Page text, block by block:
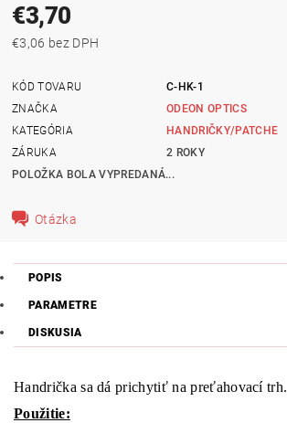
€3,70
€3,06 bez DPH
KÓD TOVARU
C-HK-1
ZNAČKA
ODEON OPTICS
KATEGÓRIA
HANDRIČKY/PATCHE
ZÁRUKA
2 ROKY
POLOŽKA BOLA VYPREDANÁ...
Otázka
POPIS
PARAMETRE
DISKUSIA
Handrička sa dá prichytiť na preťahovací trh.
Použitie: